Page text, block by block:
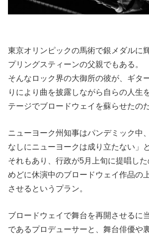
東京オリンピックの馬術で銀メダルに
プリングスティーンの父親でもある。
そんなロック界の大御所の彼が、ギタ
りにより曲を披露しながら自らの人生
テージでブロードウェイを蘇らせたのだ
ニューヨーク州知事はパンデミック中
なしにニューヨークは成り立たない」
それもあり、行政が5月上旬に提唱し
めどに休演中のブロードウェイ作品の
させるというプラン。
ブロードウェイで舞台を再開させるに
であるプロデューサーと、舞台俳優や